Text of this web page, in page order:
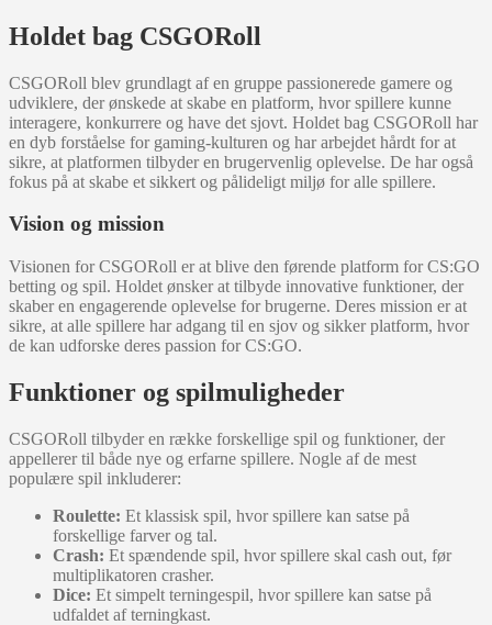
Holdet bag CSGORoll
CSGORoll blev grundlagt af en gruppe passionerede gamere og
udviklere, der ønskede at skabe en platform, hvor spillere kunne
interagere, konkurrere og have det sjovt. Holdet bag CSGORoll har
en dyb forståelse for gaming-kulturen og har arbejdet hårdt for at
sikre, at platformen tilbyder en brugervenlig oplevelse. De har også
fokus på at skabe et sikkert og pålideligt miljø for alle spillere.
Vision og mission
Visionen for CSGORoll er at blive den førende platform for CS:GO
betting og spil. Holdet ønsker at tilbyde innovative funktioner, der
skaber en engagerende oplevelse for brugerne. Deres mission er at
sikre, at alle spillere har adgang til en sjov og sikker platform, hvor
de kan udforske deres passion for CS:GO.
Funktioner og spilmuligheder
CSGORoll tilbyder en række forskellige spil og funktioner, der
appellerer til både nye og erfarne spillere. Nogle af de mest
populære spil inkluderer:
Roulette: Et klassisk spil, hvor spillere kan satse på
forskellige farver og tal.
Crash: Et spændende spil, hvor spillere skal cash out, før
multiplikatoren crasher.
Dice: Et simpelt terningespil, hvor spillere kan satse på
udfaldet af terningkast.